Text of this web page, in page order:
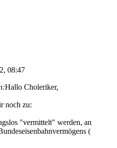
08:47
Hallo Choleriker,
noch zu:
"vermittelt" werden, an
(